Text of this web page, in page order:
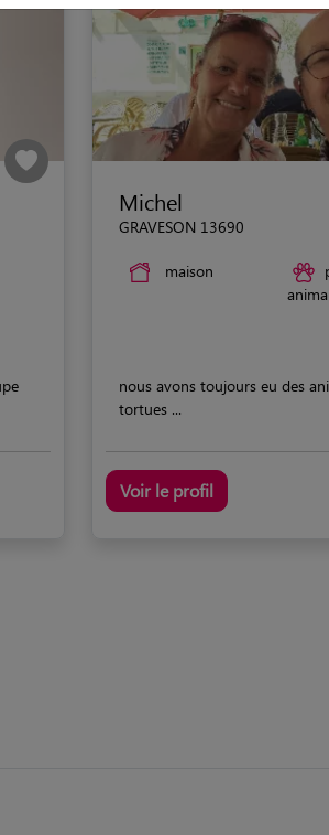
Michel
GRAVESON 13690
maison
nous avons toujours eu des
tortues ...
Voir le profil